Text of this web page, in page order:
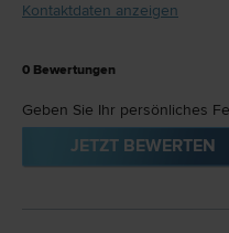
Kontaktdaten anzeigen
0 Bewertungen
Geben Sie Ihr persönliches
JETZT BEWERTEN